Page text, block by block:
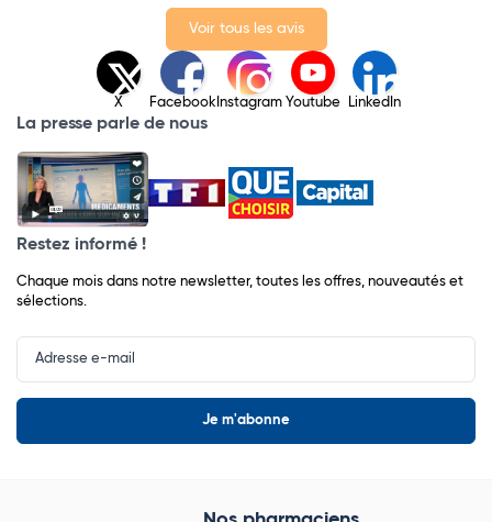
Voir tous les avis
X Facebook Instagram Youtube LinkedIn
La presse parle de nous
Restez informé !
Chaque mois dans notre newsletter, toutes les offres, nouveautés et
sélections.
Input
Newsletter